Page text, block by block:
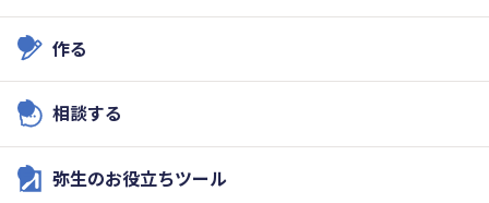
作る
相談する
弥生のお役立ちツール